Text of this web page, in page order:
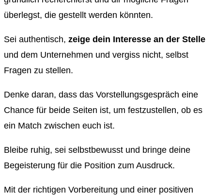
überlegst, die gestellt werden könnten.
Sei authentisch, zeige dein Interesse an der Stelle
und dem Unternehmen und vergiss nicht, selbst
Fragen zu stellen.
Denke daran, dass das Vorstellungsgespräch eine
Chance für beide Seiten ist, um festzustellen, ob es
ein Match zwischen euch ist.
Bleibe ruhig, sei selbstbewusst und bringe deine
Begeisterung für die Position zum Ausdruck.
Mit der richtigen Vorbereitung und einer positiven